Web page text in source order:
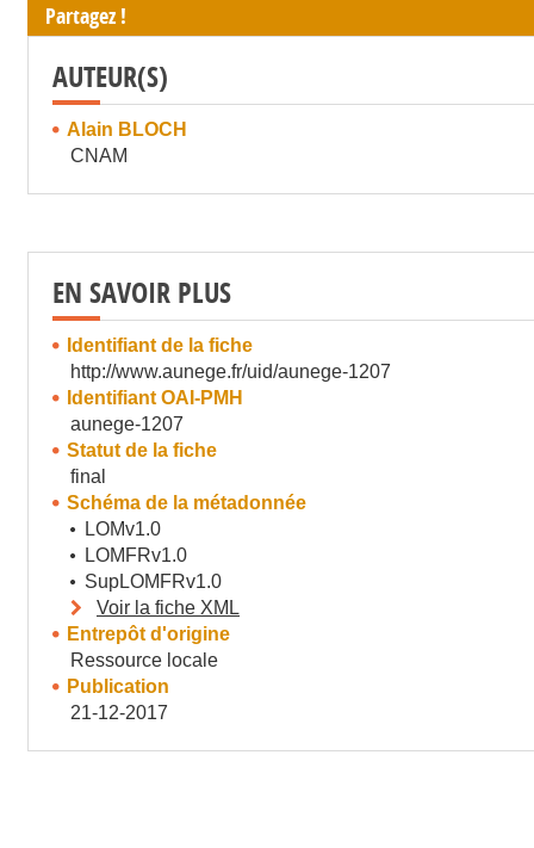
Partagez !
AUTEUR(S)
Alain BLOCH
CNAM
EN SAVOIR PLUS
Identifiant de la fiche
http://www.aunege.fr/uid/aunege-1207
Identifiant OAI-PMH
aunege-1207
Statut de la fiche
final
Schéma de la métadonnée
LOMv1.0
LOMFRv1.0
SupLOMFRv1.0
Voir la fiche XML
Entrepôt d'origine
Ressource locale
Publication
21-12-2017